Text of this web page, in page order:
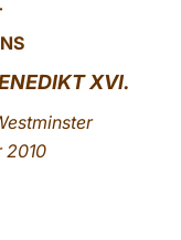
XVI.
2010